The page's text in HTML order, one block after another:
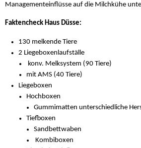
Managementeinflüsse auf die Milchkühe
Faktencheck Haus Düsse:
130 melkende Tiere
2 Liegeboxenlaufställe
konv. Melksystem (90 Tiere)
mit AMS (40 Tiere)
Liegeboxen
Hochboxen
Gummimatten unterschiedliche
Tiefboxen
Sandbettwaben
Kombiboxen